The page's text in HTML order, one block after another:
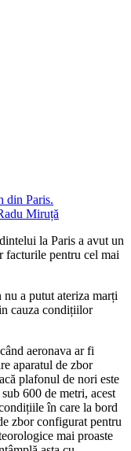
la Paris a avut un
facturile pentru cel mai
a putut ateriza marți
cauza condițiilor
aeronava ar fi
aparatul de zbor
plafonul de nori este
600 de metri, acest
în care la bord
zbor configurat pentru
mai proaste